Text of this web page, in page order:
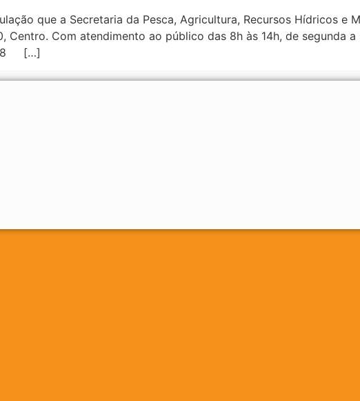
que a Secretaria da Pesca, Agricultura, Recursos Hídricos e
Centro. Com atendimento ao público das 8h às 14h, de segunda
[…]